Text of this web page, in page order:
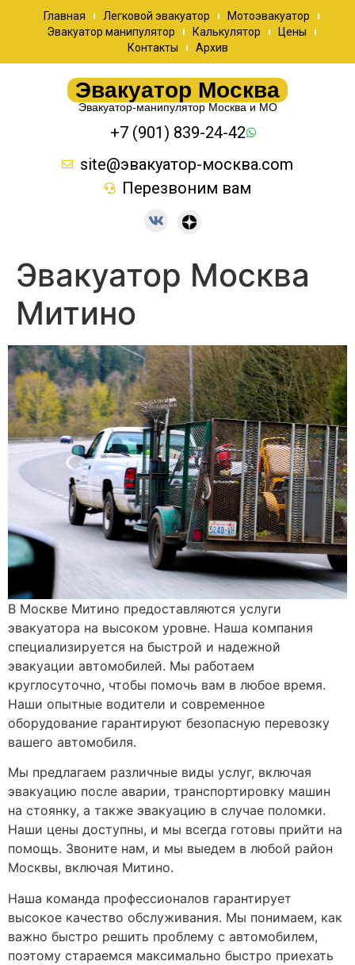
Главная Легковой эвакуатор
Мотоэвакуатор
Эвакуатор манипулятор
Калькулятор
Цены
Контакты
Архив
Эвакуатор Москва
Эвакуатор-манипулятор Москва и МО
+7 (901) 839-24-42
site@эвакуатор-москва.com
Перезвоним вам
Эвакуатор Москва
Митино
В Москве Митино предоставляются услуги
эвакуатора на высоком уровне. Наша компания
специализируется на быстрой и надежной
эвакуации автомобилей. Мы работаем
круглосуточно, чтобы помочь вам в любое время.
Наши опытные водители и современное
оборудование гарантируют безопасную перевозку
вашего автомобиля.
Мы предлагаем различные виды услуг, включая
эвакуацию после аварии, транспортировку машин
на стоянку, а также эвакуацию в случае поломки.
Наши цены доступны, и мы всегда готовы прийти на
помощь. Звоните нам, и мы выедем в любой район
Москвы, включая Митино.
Наша команда профессионалов гарантирует
высокое качество обслуживания. Мы понимаем, как
важно быстро решить проблему с автомобилем,
поэтому стараемся максимально быстро приехать